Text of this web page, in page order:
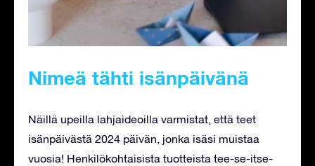
Nimeä tähti isänpäivänä
Näillä upeilla lahjaideoilla varmistat, että teet
isänpäivästä 2024 päivän, jonka isäsi muistaa
vuosia! Henkilökohtaisista tuotteista tee-se-itse-